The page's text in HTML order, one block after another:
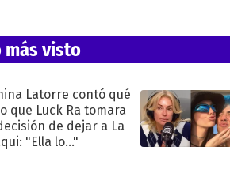
más visto
Latorre contó qué
que Luck Ra tomara
de dejar a La
"Ella lo..."